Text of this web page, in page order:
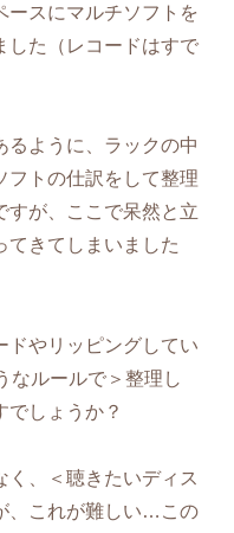
ースにマルチソフトを
した（レコードはすで
るように、ラックの中
フトの仕訳をして整理
すが、ここで呆然と立
てきてしまいました
ドやリッピングしてい
なルールで＞整理し
でしょうか？
く、＜聴きたいディス
、これが難しい…この